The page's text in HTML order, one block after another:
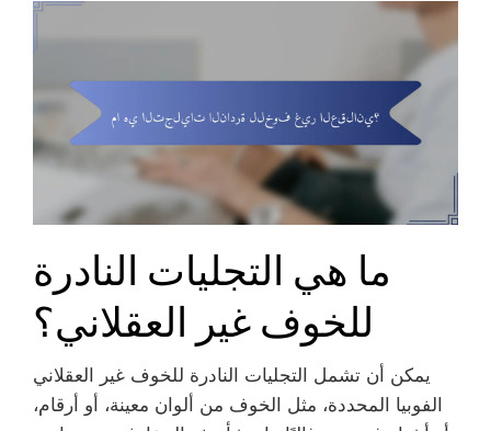
ما هي التجليات النادرة
للخوف غير العقلاني؟
يمكن أن تشمل التجليات النادرة للخوف غير العقلاني
الفوبيا المحددة، مثل الخوف من ألوان معينة، أو أرقام،